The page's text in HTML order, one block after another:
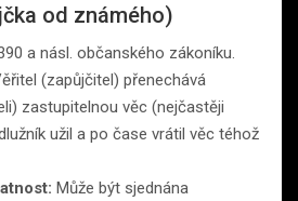
od známého)
a násl. občanského zákoníku.
(zapůjčitel) přenechává
zastupitelnou věc (nejčastěji
užil a po čase vrátil věc téhož
Může být sjednána